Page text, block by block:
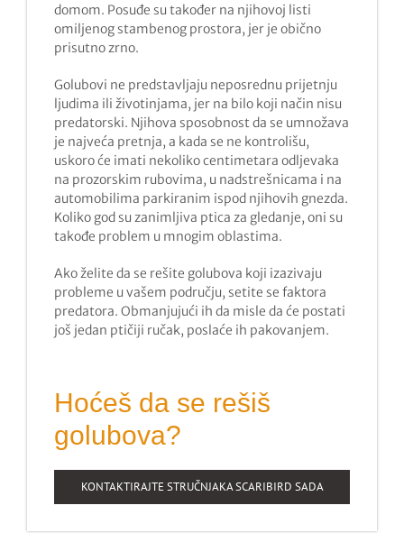
domom. Posuđe su također na njihovoj listi
omiljenog stambenog prostora, jer je obično
prisutno zrno.
Golubovi ne predstavljaju neposrednu prijetnju
ljudima ili životinjama, jer na bilo koji način nisu
predatorski. Njihova sposobnost da se umnožava
je najveća pretnja, a kada se ne kontrolišu,
uskoro će imati nekoliko centimetara odljevaka
na prozorskim rubovima, u nadstrešnicama i na
automobilima parkiranim ispod njihovih gnezda.
Koliko god su zanimljiva ptica za gledanje, oni su
takođe problem u mnogim oblastima.
Ako želite da se rešite golubova koji izazivaju
probleme u vašem području, setite se faktora
predatora. Obmanjujući ih da misle da će postati
još jedan ptičiji ručak, poslaće ih pakovanjem.
Hoćeš da se rešiš
golubova?
KONTAKTIRAJTE STRUČNJAKA SCARIBIRD SADA